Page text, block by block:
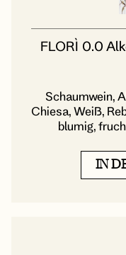
FLORÌ 0.0
Schaumwein,
Chiesa, Weiß,
blumig,
IN